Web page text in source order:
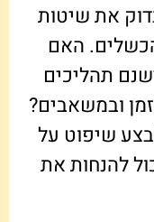
את שיטות
האם
תהליכים
ובמשאבים?
שיפוט על
להנחות את